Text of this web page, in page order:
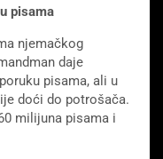
pisama
njemačkog
daje
pisama, ali u
doći do potrošača.
milijuna pisama i